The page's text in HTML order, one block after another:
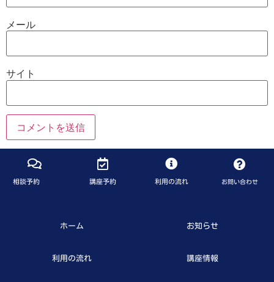
メール
サイト
相談予約 講座予約 利用の流れ お問い合わせ
ホーム お知らせ
利用の流れ 講座情報